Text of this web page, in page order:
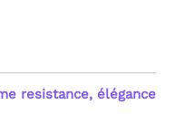
resistance, élégance